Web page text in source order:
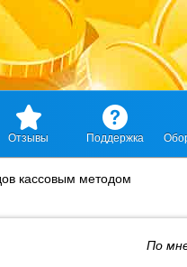
Отзывы Поддержка
кассовым методом
По